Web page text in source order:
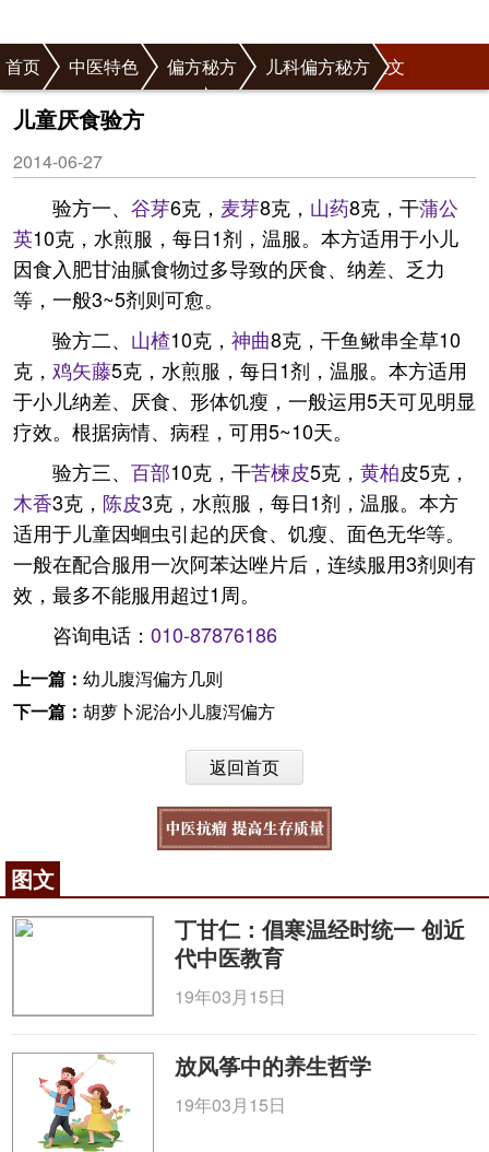
首页 中医特色 偏方秘方
儿科偏方秘方
儿科消化疾病偏方秘方
正文
儿童厌食验方
2014-06-27
验方一、 谷芽6克， 麦芽8克， 山药8克，干蒲公
英10克，水煎服，每日1剂，温服。本方适用于小儿
因食入肥甘油腻食物过多导致的厌食、纳差、乏力
等，一般3~5剂则可愈。
验方二、 山楂10克， 神曲8克，干鱼鳅串全草10
克， 鸡矢藤5克，水煎服，每日1剂，温服。本方适用
于小儿纳差、厌食、形体饥瘦，一般运用5天可见明显
疗效。根据病情、病程，可用5~10天。
验方三、 百部10克，干苦楝皮5克， 黄柏皮5克，
木香3克， 陈皮3克，水煎服，每日1剂，温服。本方
适用于儿童因蛔虫引起的厌食、饥瘦、面色无华等。
一般在配合服用一次阿苯达唑片后，连续服用3剂则有
效，最多不能服用超过1周。
咨询电话： 010-87876186
上一篇： 幼儿腹泻偏方几则
下一篇： 胡萝卜泥治小儿腹泻偏方
返回首页
图文
丁甘仁：倡寒温经时统一 创近
代中医教育
19年03月15日
放风筝中的养生哲学
19年03月15日